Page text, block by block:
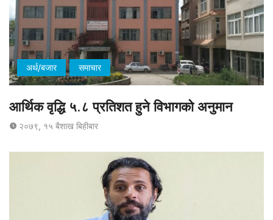
अर्थ/बजार समाचार
आर्थिक वृद्धि ५.८ प्रतिशत हुने विभागको अनुमान
२०७९, १५ बैशाख बिहीबार